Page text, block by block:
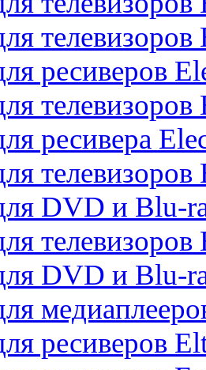
телевизоров
ресиверов
телевизоров
ресивера
телевизоров
DVD и Blu-
телевизоров
DVD и Blu-
ресиверов